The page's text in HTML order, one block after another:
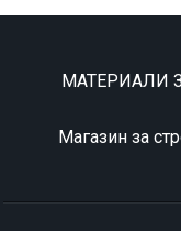
МАТЕРИАЛИ
Магазин за